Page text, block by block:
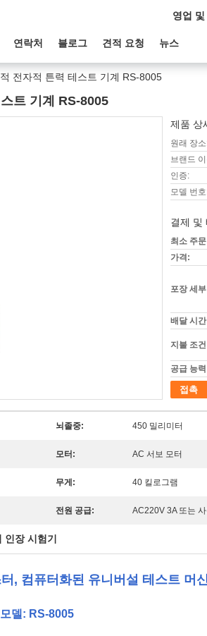
영업
연락처 블로그 견적 요청 뉴스
전자적 튼력 테스트 기계 RS-8005
트 기계 RS-8005
제품 상
원래 장
브랜드
인증:
모델 번
결제 및
최소 주
가격:
포장 세
배달 시
지불 조
공급 능
접촉
뇌졸중: 450 밀리미터
모터: AC 서보 모터
무게: 40 킬로그램
전원 공급: AC220V 3A 또는
인장 시험기
, 컴퓨터화된 유니버설 테스트 머신
모델: RS-8005